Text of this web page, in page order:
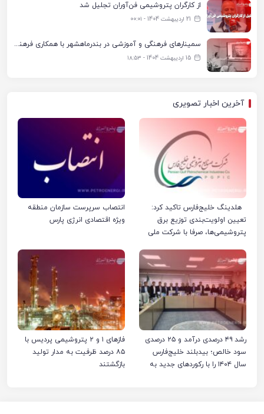
از کارگران پتروشیمی فن‌آوران تجلیل شد
21 اردیبهشت 1404 - ۰۰:۰۱
سمینارهای فرهنگی و آموزشی در بندرماهشهر با همکاری فرهنگ‌سرای پتروشیمی مارون
15 اردیبهشت 1404 - ۱۸:۵۳
آخرین اخبار تصویری
هلدینگ خلیج‌فارس تاکید کرد:
تعیین اولویت‌بندی توزیع برق
پتروشیمی‌ها، صرفا با شرکت ملی
انتصاب سرپرست سازمان منطقه
ویژه اقتصادی انرژی پارس
رشد ۴۹ درصدی درآمد و ۲۵ درصدی
سود خالص؛ بیدبلند خلیج‌فارس
سال ۱۴۰۴ را با رکوردهای جدید به
فازهای ۱ و ۲ پتروشیمی پردیس با
۸۵ درصد ظرفیت به مدار تولید
بازگشتند